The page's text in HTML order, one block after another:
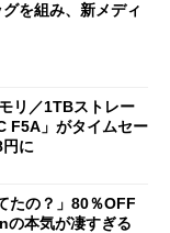
を組み、新メディ
リ／1TBストレー
F5A」がタイムセー
に
たの？」80％OFF
の本気が凄すぎる